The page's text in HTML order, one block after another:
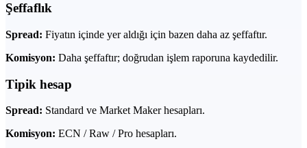
Şeffaflık
Spread: Fiyatın içinde yer aldığı için bazen daha az şeffaftır.
Komisyon: Daha şeffaftır; doğrudan işlem raporuna kaydedilir.
Tipik hesap
Spread: Standard ve Market Maker hesapları.
Komisyon: ECN / Raw / Pro hesapları.